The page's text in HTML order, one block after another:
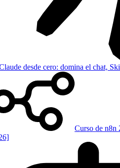
desde cero: domina el chat,
Curso de n8n